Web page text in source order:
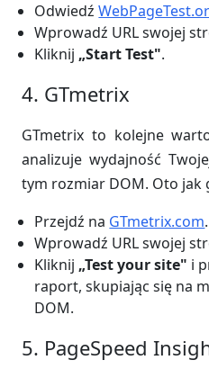
Odwiedź
Wprowadź URL swojej
Kliknij „Start Test".
4. GTmetrix
GTmetrix to kolejne
analizuje wydajność
tym rozmiar DOM. Oto jak
Przejdź na GTmetrix.com.
Wprowadź URL swojej
Kliknij „Test your site" i
raport, skupiając się na
DOM.
5. PageSpeed